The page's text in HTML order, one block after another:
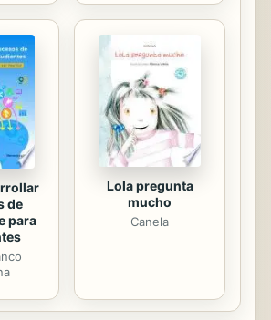
de
para
Lola pregunta
mucho
Canela